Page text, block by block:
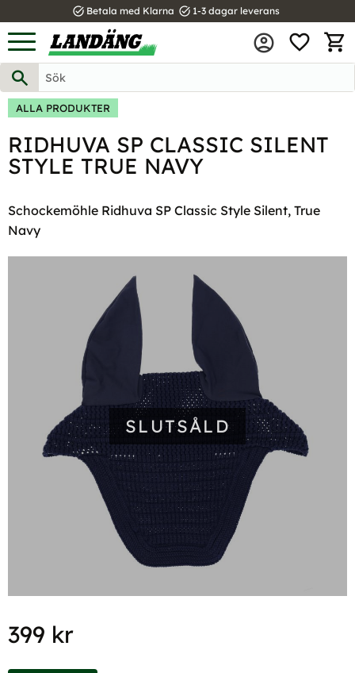
Meny
task_alt Betala med Klarna task_alt 1-3 dagar leverans
ALLA PRODUKTER
RIDHUVA SP CLASSIC SILENT
STYLE TRUE NAVY
Schockemöhle Ridhuva SP Classic Style Silent, True
Navy
SLUTSÅLD
399 kr